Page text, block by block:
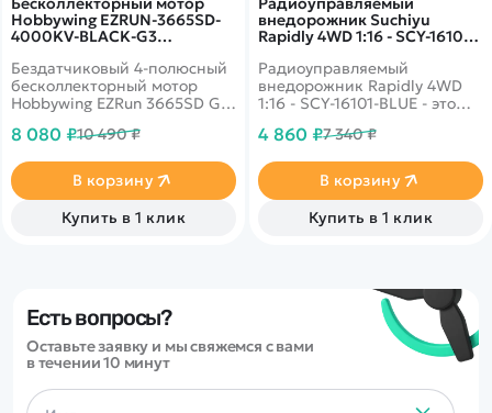
Hobbywing EZRUN-3665SD-
4000KV-BLACK-G3
бессенсорный - HW-
30402608
Бездатчиковый 4-полюсный
бесколлекторный мотор
Hobbywing EZRun 3665SD G3
4000KV-BLACK-G3) для
монстров, трагги и модели
шорт-корс масштаба 1/10.
8 080 ₽10 490 ₽
В корзину
Купить в 1 клик
внедорожник Suchiyu
Rapidly 4WD 1:16 - SCY-16101-
Радиоуправляемый
внедорожник Rapidly 4WD
1:16 - SCY-16101-BLUE - это
популярного производителя
выполнен в масштабе 1/16 и
отличается от конкурентов
наличием интеллектуальной
аккумуляторной батареи,
цены и качества деталей.
4 860 ₽7 340 ₽
В корзину
Купить в 1 клик
Есть вопросы?
Оставьте заявку и мы свяжемся с вами
в течении 10 минут